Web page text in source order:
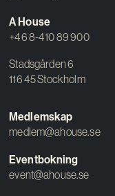
A House
+46 8-410 89 900
Stadsgården 6
116 45 Stockholm
Medlemskap
medlem@ahouse.se
Eventbokning
event@ahouse.se